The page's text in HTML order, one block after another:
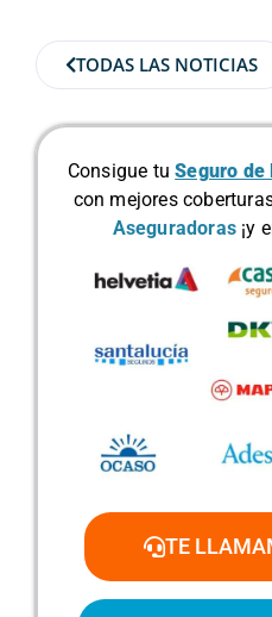
TODAS LAS NOTICIAS
Consigue tu Seguro de
con mejores
Aseguradoras ¡y
TE